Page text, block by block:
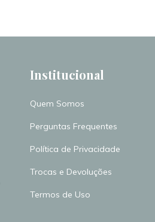
Institucional
Quem Somos
Perguntas Frequentes
Política de Privacidade
Trocas e Devoluções
Termos de Uso